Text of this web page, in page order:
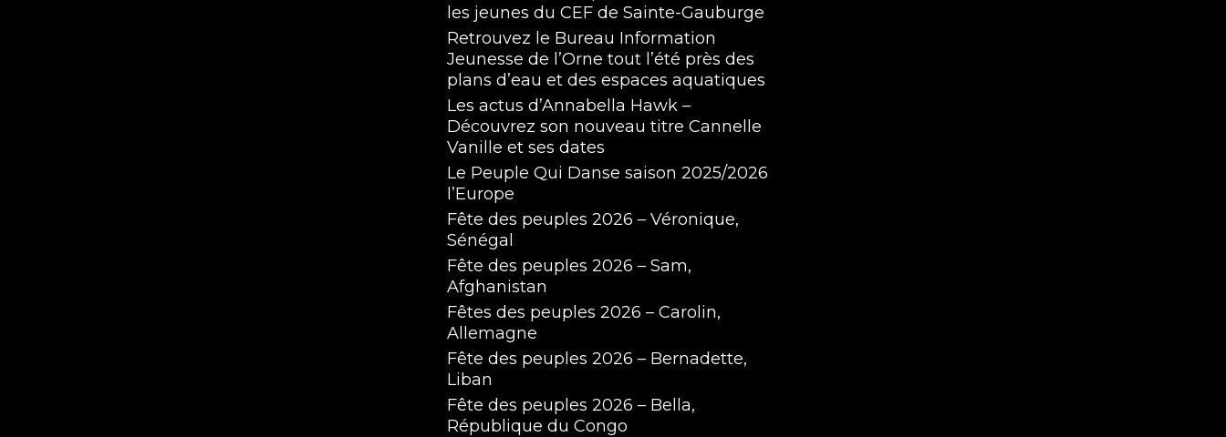
les jeunes du CEF de Sainte-Gauburge
Retrouvez le Bureau Information
Jeunesse de l’Orne tout l’été près des
plans d’eau et des espaces aquatiques
Les actus d’Annabella Hawk –
Découvrez son nouveau titre Cannelle
Vanille et ses dates
Le Peuple Qui Danse saison 2025/2026
l’Europe
Fête des peuples 2026 – Véronique,
Sénégal
Fête des peuples 2026 – Sam,
Afghanistan
Fêtes des peuples 2026 – Carolin,
Allemagne
Fête des peuples 2026 – Bernadette,
Liban
Fête des peuples 2026 – Bella,
République du Congo